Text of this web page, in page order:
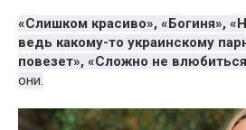
«Слишком красиво», «Богиня»,
ведь какому-то украинскому
повезет», «Сложно не
они.